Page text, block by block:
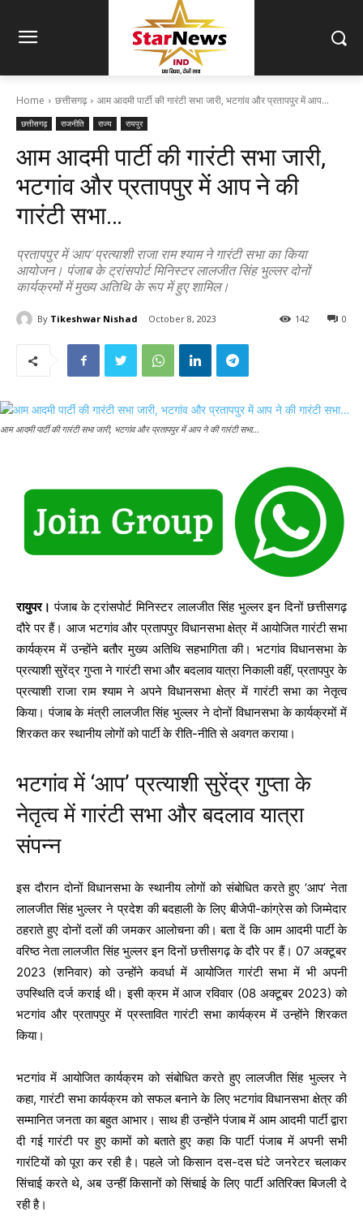
Home छत्तीसगढ़ आम आदमी पार्टी की गारंटी सभा जारी, भटगांव और प्रतापपुर में आप...
छत्तीसगढ़ राजनीति राज्य रायपुर
आम आदमी पार्टी की गारंटी सभा जारी,
भटगांव और प्रतापपुर में आप ने की
गारंटी सभा…
प्रतापपुर में ‘आप’ प्रत्याशी राजा राम श्याम ने गारंटी सभा का किया
आयोजन। पंजाब के ट्रांसपोर्ट मिनिस्टर लालजीत सिंह भुल्लर दोनों
कार्यक्रमों में मुख्य अतिथि के रूप में हुए शामिल।
By Tikeshwar Nishad October 8, 2023 0
142
आम आदमी पार्टी की गारंटी सभा जारी, भटगांव और प्रतापपुर में आप ने की गारंटी सभा…
रायुपर। पंजाब के ट्रांसपोर्ट मिनिस्टर लालजीत सिंह भुल्लर इन दिनों छत्तीसगढ़
दौरे पर हैं। आज भटगांव और प्रतापपुर विधानसभा क्षेत्र में आयोजित गारंटी सभा
कार्यक्रम में उन्होंने बतौर मुख्य अतिथि सहभागिता की। भटगांव विधानसभा के
प्रत्याशी सुरेंद्र गुप्ता ने गारंटी सभा और बदलाव यात्रा निकाली वहीं, प्रतापपुर के
प्रत्याशी राजा राम श्याम ने अपने विधानसभा क्षेत्र में गारंटी सभा का नेतृत्व
किया। पंजाब के मंत्री लालजीत सिंह भुल्लर ने दोनों विधानसभा के कार्यक्रमों में
शिरकत कर स्थानीय लोगों को पार्टी के रीति-नीति से अवगत कराया।
भटगांव में ‘आप’ प्रत्याशी सुरेंद्र गुप्ता के
नेतृत्व में गारंटी सभा और बदलाव यात्रा
संपन्न
इस दौरान दोनों विधानसभा के स्थानीय लोगों को संबोधित करते हुए ‘आप’ नेता
लालजीत सिंह भुल्लर ने प्रदेश की बदहाली के लिए बीजेपी-कांग्रेस को जिम्मेदार
ठहराते हुए दोनों दलों की जमकर आलोचना की। बता दें कि आम आदमी पार्टी के
वरिष्ठ नेता लालजीत सिंह भुल्लर इन दिनों छत्तीसगढ़ के दौरे पर हैं। 07 अक्टूबर
2023 (शनिवार) को उन्होंने कवर्धा में आयोजित गारंटी सभा में भी अपनी
उपस्थिति दर्ज कराई थी। इसी क्रम में आज रविवार (08 अक्टूबर 2023) को
भटगांव और प्रतापपुर में प्रस्तावित गारंटी सभा कार्यक्रम में उन्होंने शिरकत
किया।
भटगांव में आयोजित कार्यक्रम को संबोधित करते हुए लालजीत सिंह भुल्लर ने
कहा, गारंटी सभा कार्यक्रम को सफल बनाने के लिए भटगांव विधानसभा क्षेत्र की
सम्मानित जनता का बहुत आभार। साथ ही उन्होंने पंजाब में आम आदमी पार्टी द्वारा
दी गई गारंटी पर हुए कामों को बताते हुए कहा कि पार्टी पंजाब में अपनी सभी
गारंटियों को पूरा कर रही है। पहले जो किसान दस-दस घंटे जनरेटर चलाकर
सिंचाई करते थे, अब उन्हीं किसानों को सिंचाई के लिए पार्टी अतिरिक्त बिजली दे
रही है।